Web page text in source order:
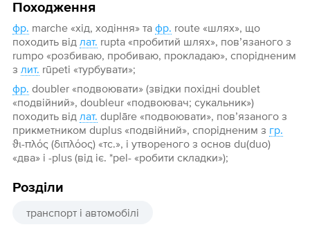
Походження
фр. marche «хід, ходіння» та фр. route «шлях», що
походить від лат. rupta «пробитий шлях», пов’язаного з
rumpo «розбиваю, пробиваю, прокладаю», спорідненим
з лит. rūpeti «турбувати»;
фр. doubler «подвоювати» (звідки похідні doublet
«подвійний», doubleur «подвоювач; сукальник»)
походить від лат. duplāre «подвоювати», пов’язаного з
прикметником duplus «подвійний», спорідненим з гр.
ϑι-πλός (διπλόος) «тс.», і утвореного з основ du(duo)
«два» і -plus (від іє. *pel- «робити складки»);
Розділи
транспорт і автомобілі